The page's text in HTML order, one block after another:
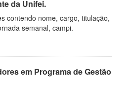
da Unifei.
contendo nome, cargo, titulação,
semanal, campi.
em Programa de Gestão